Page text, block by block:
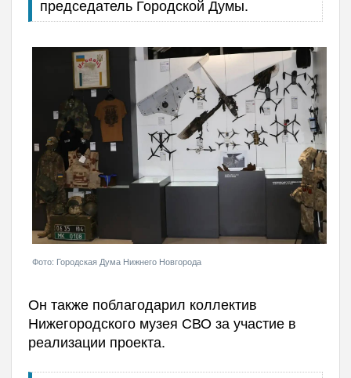
председатель Городской Думы.
Фото: Городская Дума Нижнего Новгорода
Он также поблагодарил коллектив
Нижегородского музея СВО за участие в
реализации проекта.